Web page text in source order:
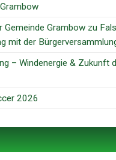
Gemeinde Grambow zu
mit der
– Windenergie & Zukunft
2026